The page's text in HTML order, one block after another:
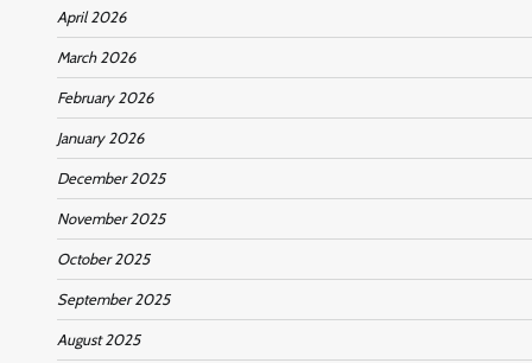
April 2026
March 2026
February 2026
January 2026
December 2025
November 2025
October 2025
September 2025
August 2025